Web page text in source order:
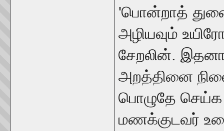
'பொன்றாத்
அழியவும்
சேறலின்.
அறத்தினை
பொழுதே செய்க
மணக்குடவர்